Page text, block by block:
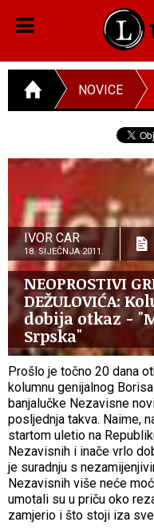
NOVICE
IVOR CAR
18. SIJEČNJA 2011.
NEOPROSTIVI
DEŽULOVIĆA:
dobija otkaz -
Srpska"
Prošlo je točno 20 dana
kolumnu genijalnog
banjalučke Nezavisne
posljednja takva. Naime,
startom uletio na
Nezavisnih i inače vrlo
je suradnju s
Nezavisnih više neće
umotali su u priču oko
zamjerio i što stoji iza